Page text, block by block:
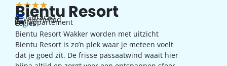
Bientu Resort
Curaçao
Willemstad
appartement
Logies
Bientu Resort Wakker worden met uitzicht
Bientu Resort is zo’n plek waar je meteen voelt
dat je goed zit. De frisse passaatwind waait hier